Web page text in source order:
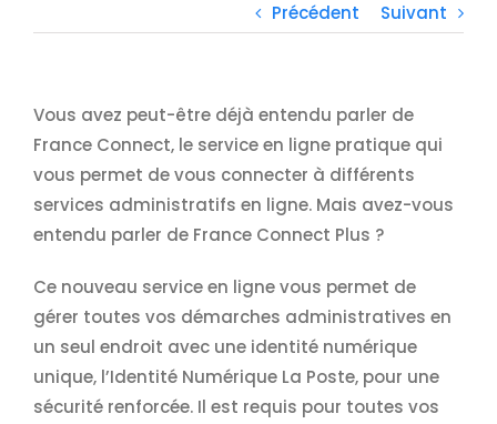
Précédent Suivant
Vous avez peut-être déjà entendu parler de
France Connect, le service en ligne pratique qui
vous permet de vous connecter à différents
services administratifs en ligne. Mais avez-vous
entendu parler de France Connect Plus ?
Ce nouveau service en ligne vous permet de
gérer toutes vos démarches administratives en
un seul endroit avec une identité numérique
unique, l’Identité Numérique La Poste, pour une
sécurité renforcée. Il est requis pour toutes vos